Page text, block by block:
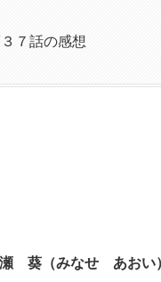
７話の感想
葵（みなせ あおい）